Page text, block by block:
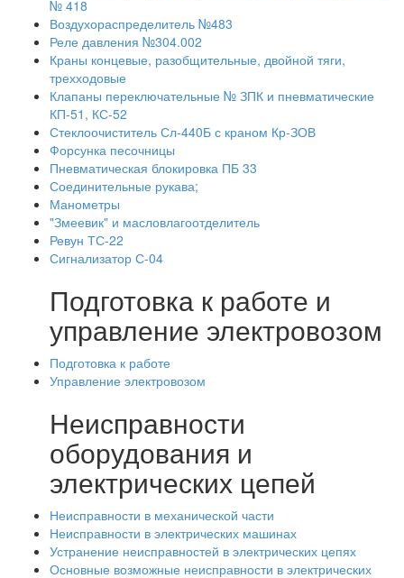
№ 418
Воздухораспределитель №483
Реле давления №304.002
Краны концевые, разобщительные, двойной тяги,
трехходовые
Клапаны переключательные № ЗПК и пневматические
КП-51, КС-52
Стеклоочиститель Сл-440Б с краном Кр-ЗОВ
Форсунка песочницы
Пневматическая блокировка ПБ 33
Соединительные рукава;
Манометры
"Змеевик" и масловлагоотделитель
Ревун ТС-22
Сигнализатор С-04
Подготовка к работе и
управление электровозом
Подготовка к работе
Управление электровозом
Неисправности
оборудования и
электрических цепей
Неисправности в механической части
Неисправности в электрических машинах
Устранение неисправностей в электрических цепях
Основные возможные неисправности в электрических